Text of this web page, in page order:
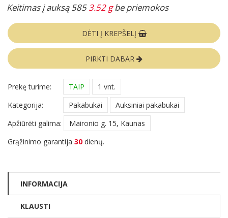
Keitimas į auksą 5853.52 gbe priemokos
DĖTI Į KREPŠELĮ
PIRKTI DABAR
Prekę turime: TAIP
1 vnt.
Kategorija:
Pakabukai
Auksiniai pakabukai
Apžiūrėti galima:
Maironio g. 15, Kaunas
Grąžinimo garantija 30 dienų.
INFORMACIJA
KLAUSTI